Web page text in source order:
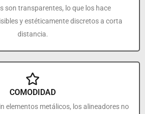
son transparentes, lo que los hace
y estéticamente discretos a corta
distancia.
COMODIDAD
elementos metálicos, los alineadores no